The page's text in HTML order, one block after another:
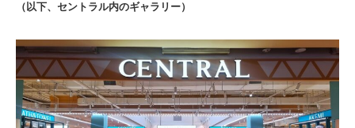
（以下、セントラル内のギャラリー）